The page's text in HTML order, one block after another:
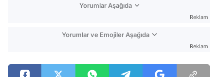
Yorumlar Aşağıda
Reklam
Yorumlar ve Emojiler Aşağıda
Reklam